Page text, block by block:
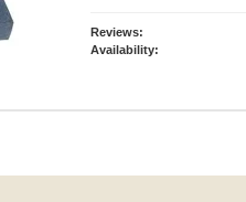
Reviews:
Availability: